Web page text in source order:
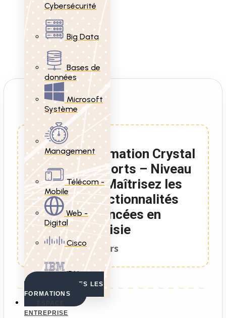
Cybersécurité
Big Data
Bases de
données
Microsoft
Système
Management
Télécom -
Mobile
Web -
Digital
Cisco
IBM
VOIR TOUTES LES
FORMATIONS
ENTREPRISE
Formation Crystal
Reports – Niveau
2 : Maîtrisez les
fonctionnalités
avancées en
Tunisie
3 Jours